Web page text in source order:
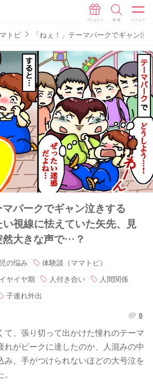
トピ 「ねぇ！」テーマパークでギャン
マパークでギャン泣きする
視線に怯えていた矢先、見
大きな声で…？
の悩み
体験談（ママトピ）
イヤイヤ期 人付き合い
人間関係
子連れ外出
0
て、張り切って出かけた憧れのテーマ
れがピークに達したのか、人混みの中
み、手がつけられないほどの大号泣を